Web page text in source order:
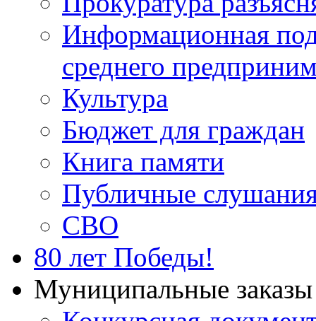
Информационная
среднего
Культура
Бюджет для граждан
Книга памяти
Публичные
СВО
80 лет Победы!
Муниципальные